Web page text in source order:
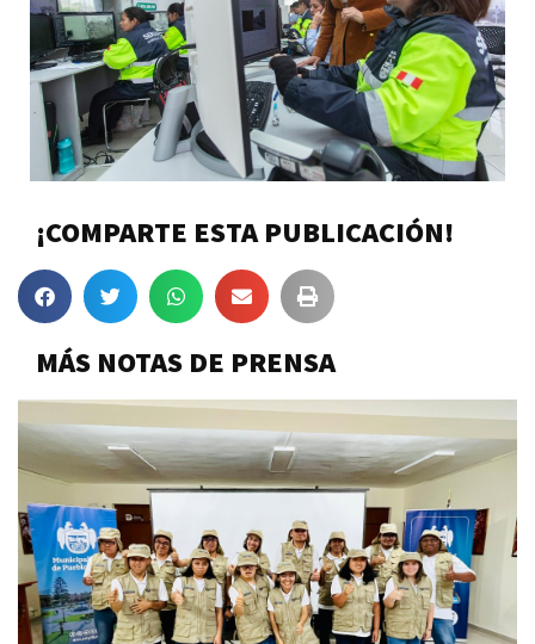
¡COMPARTE ESTA PUBLICACIÓN!
MÁS NOTAS DE PRENSA